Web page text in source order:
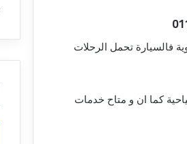
فالسيارة تحمل الرحلات
كما ان و متاح خدمات